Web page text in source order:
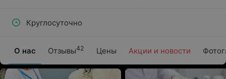
О нас Отзывы42 Цены Акции и новости
Круглосуточно